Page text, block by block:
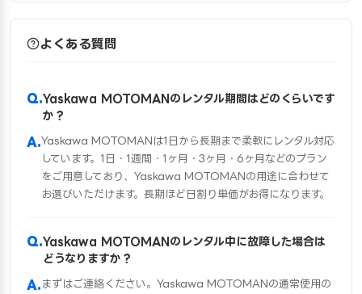
よくある質問
Yaskawa MOTOMANのレンタル期間はどのくらいです
か？
Yaskawa MOTOMANは1日から長期まで柔軟にレンタル対応
しています。1日・1週間・1ヶ月・3ヶ月・6ヶ月などのプラン
をご用意しており、Yaskawa MOTOMANの用途に合わせて
お選びいただけます。長期ほど日割り単価がお得になります。
Yaskawa MOTOMANのレンタル中に故障した場合は
どうなりますか？
まずはご連絡ください。Yaskawa MOTOMANの通常使用の